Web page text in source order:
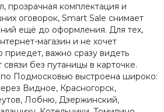
прозрачная комплектация и
оговорок, Smart Sale снимает
ещё до оформления. Для тех,
магазин и не хочет
приедет, важно сразу видеть
без путаницы в карточке.
по Подмосковью выстроена широко:
Видное, Красногорск,
Лобню, Дзержинский,